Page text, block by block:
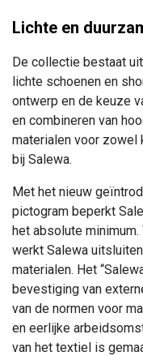
Lichte en
De collectie bestaat
lichte schoenen en
ontwerp en de keuze
en combineren van
materialen voor zowel
bij Salewa.
Met het nieuw
pictogram beperkt
het absolute
werkt Salewa
materialen. Het
bevestiging van
van de normen voor
en eerlijke
van het textiel is